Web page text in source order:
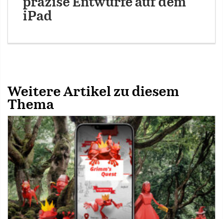
präzise Entwürfe auf dem
iPad
Weitere Artikel zu diesem
Thema